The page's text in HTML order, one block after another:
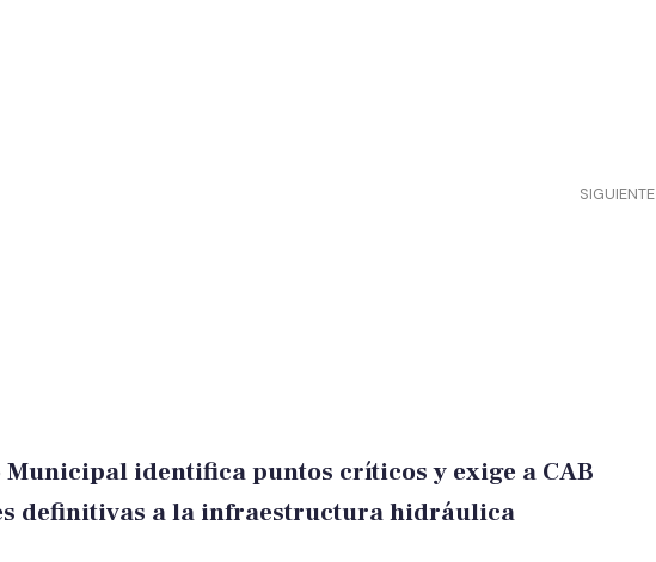
SIGUIENTE
identifica puntos críticos y exige a CAB
definitivas a la infraestructura hidráulica